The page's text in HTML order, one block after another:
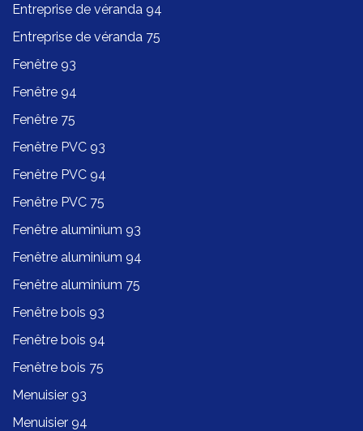
Entreprise de véranda 94
Entreprise de véranda 75
Fenêtre 93
Fenêtre 94
Fenêtre 75
Fenêtre PVC 93
Fenêtre PVC 94
Fenêtre PVC 75
Fenêtre aluminium 93
Fenêtre aluminium 94
Fenêtre aluminium 75
Fenêtre bois 93
Fenêtre bois 94
Fenêtre bois 75
Menuisier 93
Menuisier 94